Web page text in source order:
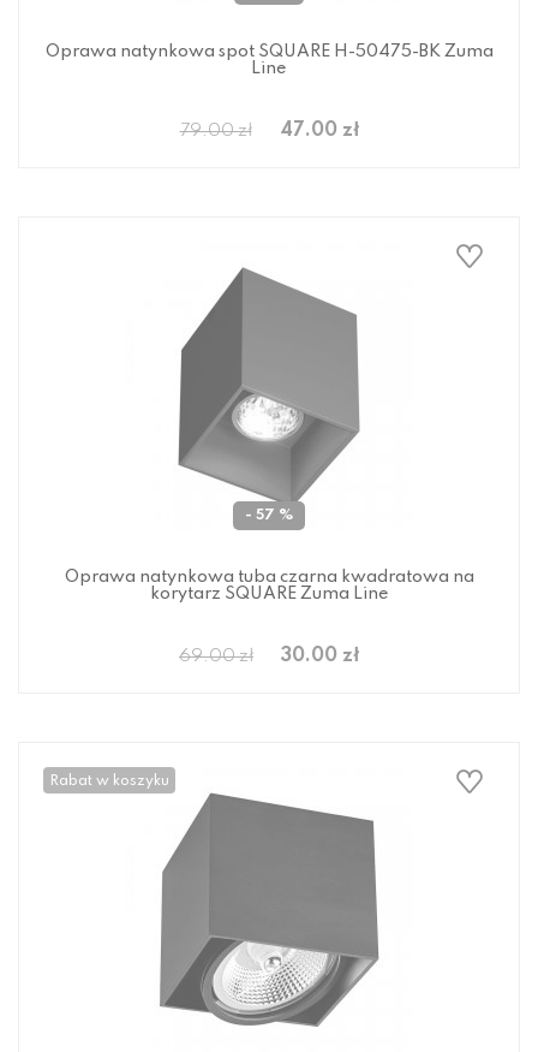
Oprawa natynkowa spot SQUARE H-50475-BK Zuma
Line
79.00 zł 47.00 zł
- 57 %
Oprawa natynkowa tuba czarna kwadratowa na
korytarz SQUARE Zuma Line
69.00 zł 30.00 zł
Rabat w koszyku